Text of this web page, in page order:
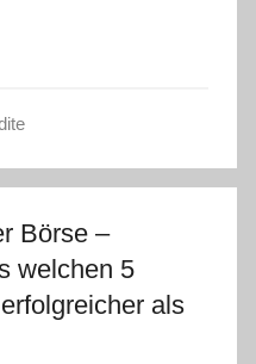
Börse –
welchen 5
als